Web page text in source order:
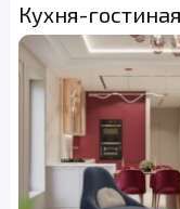
Кухня-гостиная